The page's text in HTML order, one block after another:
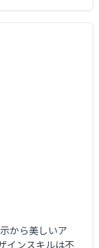
から美しいア
インスキルは不